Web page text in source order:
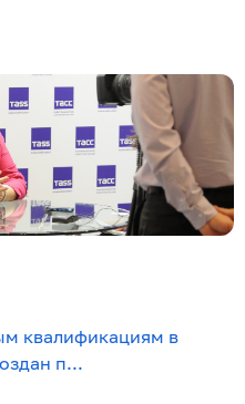
квалификациям в
п...